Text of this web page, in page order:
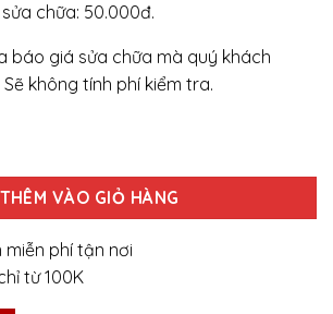
chữa: 50.000đ.
báo giá sửa chữa mà quý khách
không tính phí kiểm tra.
THÊM VÀO GIỎ HÀNG
phí tận nơi
từ 100K